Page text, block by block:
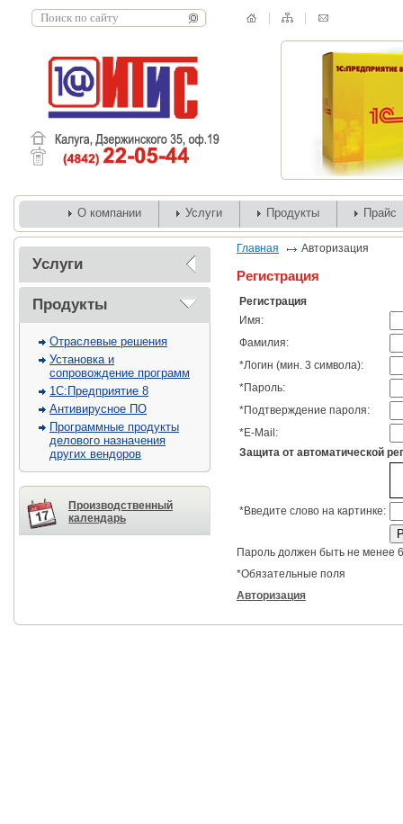
О компании Услуги Продукты Прайс
Услуги
Продукты
Отраслевые решения
Установка и
сопровождение программ
1С:Предприятие 8
Антивирусное ПО
Программные продукты
делового назначения
других вендоров
Производственный
календарь
Главная Авторизация
Регистрация
Регистрация
Имя:
Фамилия:
*Логин (мин. 3 символа):
*Пароль:
*Подтверждение пароля:
*E-Mail:
Защита от автоматической
*Введите слово на картинке:
Пароль должен быть не менее
*Обязательные поля
Авторизация